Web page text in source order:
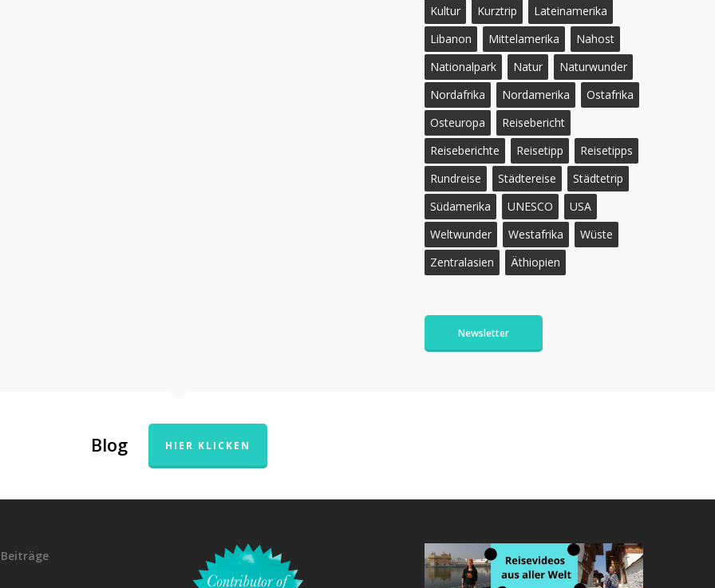
Kultur
Kurztrip
Lateinamerika
Libanon
Mittelamerika
Nahost
Nationalpark
Natur
Naturwunder
Nordafrika
Nordamerika
Ostafrika
Osteuropa
Reisebericht
Reiseberichte
Reisetipp
Reisetipps
Rundreise
Städtereise
Städtetrip
Südamerika
UNESCO
USA
Weltwunder
Westafrika
Wüste
Zentralasien
Äthiopien
Newsletter
Blog HIER KLICKEN